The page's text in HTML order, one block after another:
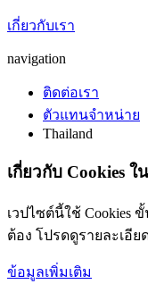
เกี่ยวกับเรา
navigation
ติดต่อเรา
ตัวแทนจำหน่าย
Thailand
เกี่ยวกับ Cookies ใ
เวปไซต์นี้ใช้ Cookies
ต้อง โปรดดูรายละเอีย
ข้อมูลเพิ่มเติม